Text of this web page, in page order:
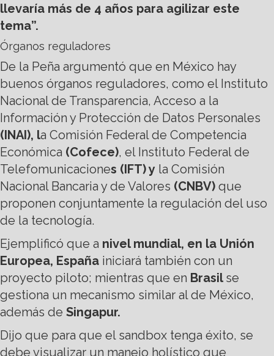
llevaría más de 4 años para agilizar este
tema”.
Órganos reguladores
De la Peña argumentó que en México hay
buenos órganos reguladores, como el Instituto
Nacional de Transparencia, Acceso a la
Información y Protección de Datos Personales
(INAI), la Comisión Federal de Competencia
Económica (Cofece), el Instituto Federal de
Telefomunicaciones (IFT) y la Comisión
Nacional Bancaria y de Valores (CNBV) que
proponen conjuntamente la regulación del uso
de la tecnología.
Ejemplificó que a nivel mundial, en la Unión
Europea, España iniciará también con un
proyecto piloto; mientras que en Brasil se
gestiona un mecanismo similar al de México,
además de Singapur.
Dijo que para que el sandbox tenga éxito, se
debe visualizar un manejo holístico que